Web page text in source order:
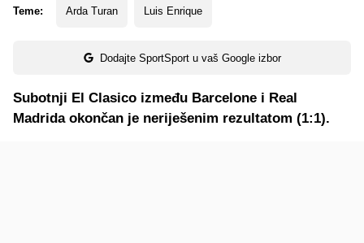
Teme: Arda Turan Luis Enrique
Dodajte SportSport u vaš Google izbor
Subotnji El Clasico između Barcelone i Real
Madrida okončan je neriješenim rezultatom (1:1).